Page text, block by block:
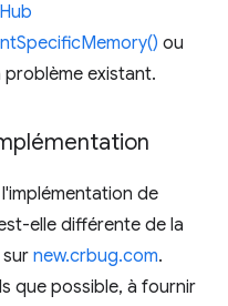
ou
existant.
de
elle différente de la
new.crbug.com.
que possible, à fournir